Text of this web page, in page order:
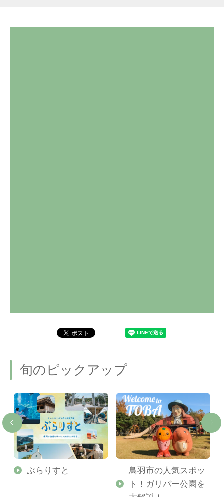
旬のピックアップ
ぶらりすと
鳥羽市の人気スポッ
ト！ガリバー公園を